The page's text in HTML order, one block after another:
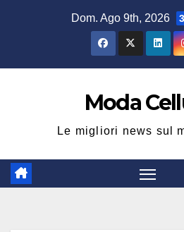
Dom. Ago 9th, 2026
Moda
Le migliori news sul